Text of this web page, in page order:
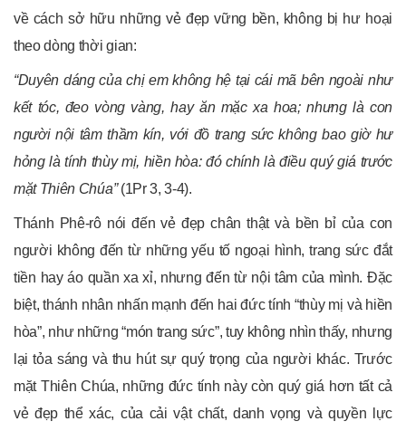
về cách sở hữu những vẻ đẹp vững bền, không bị hư hoại
theo dòng thời gian:
“Duyên dáng của chị em không hệ tại cái mã bên ngoài như
kết tóc, đeo vòng vàng, hay ăn mặc xa hoa; nhưng là con
người nội tâm thầm kín, với đồ trang sức không bao giờ hư
hỏng là tính thùy mị, hiền hòa: đó chính là điều quý giá trước
mặt Thiên Chúa”(1Pr 3, 3-4).
Thánh Phê-rô nói đến vẻ đẹp chân thật và bền bỉ của con
người không đến từ những yếu tố ngoại hình, trang sức đắt
tiền hay áo quần xa xỉ, nhưng đến từ nội tâm của mình. Đặc
biệt, thánh nhân nhấn mạnh đến hai đức tính “thùy mị và hiền
hòa”, như những “món trang sức”, tuy không nhìn thấy, nhưng
lại tỏa sáng và thu hút sự quý trọng của người khác. Trước
mặt Thiên Chúa, những đức tính này còn quý giá hơn tất cả
vẻ đẹp thể xác, của cải vật chất, danh vọng và quyền lực